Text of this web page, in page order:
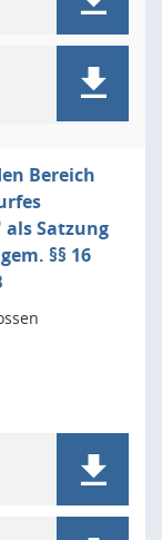
Bereich
Satzung
§§ 16